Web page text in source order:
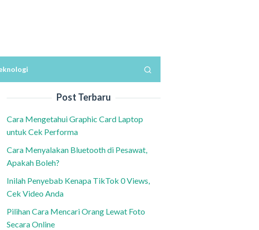
Post Terbaru
Cara Mengetahui Graphic Card Laptop
untuk Cek Performa
Cara Menyalakan Bluetooth di Pesawat,
Apakah Boleh?
Inilah Penyebab Kenapa TikTok 0 Views,
Cek Video Anda
Pilihan Cara Mencari Orang Lewat Foto
Secara Online